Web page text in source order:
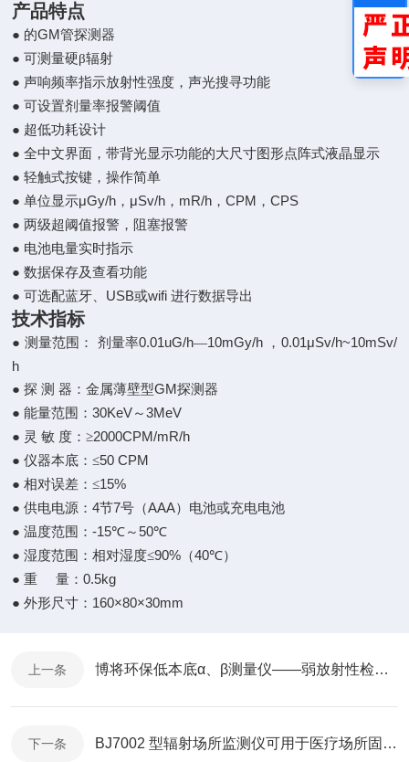
产品特点
● 的GM管探测器
● 可测量硬β辐射
● 声响频率指示放射性强度，声光搜寻功能
● 可设置剂量率报警阈值
● 超低功耗设计
● 全中文界面，带背光显示功能的大尺寸图形点阵式液晶显示
● 轻触式按键，操作简单
● 单位显示μGy/h ， μSv/h ， mR/h ，CPM ，CPS
● 两级超阈值报警，阻塞报警
● 电池电量实时指示
● 数据保存及查看功能
● 可选配蓝牙、 USB或wifi进行数据导出
技术指标
● 测量范围： 剂量率0.01uG/h—10mGy/h ， 0.01μSv/h~10mSv/
h
● 探 测 器：金属薄壁型GM探测器
● 能量范围：30KeV～3MeV
● 灵 敏 度：≥2000CPM/mR/h
● 仪器本底：≤50 CPM
● 相对误差：≤15%
● 供电电源：4节7号（AAA）电池或充电电池
● 温度范围：-15℃～50℃
● 湿度范围：相对湿度≤90% （40℃）
● 重 量：0.5kg
● 外形尺寸： 160×80×30mm
上一条 博将环保低本底α、β测量仪——弱放射性检测的理想仪器
下一条 BJ7002 型辐射场所监测仪可用于医疗场所固定式监测